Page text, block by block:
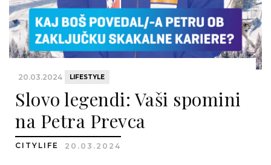
20.03.2024 LIFESTYLE
Slovo legendi: Vaši spomini
na Petra Prevca
CITYLIFE 20.03.2024